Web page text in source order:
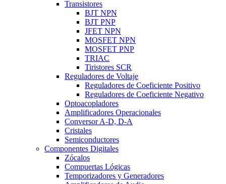
Transistores
BJT NPN
BJT PNP
JFET NPN
MOSFET NPN
MOSFET PNP
TRIAC
Tiristores SCR
Reguladores de Voltaje
Reguladores de Coeficiente Positivo
Reguladores de Coeficiente Negativo
Optoacopladores
Amplificadores Operacionales
Conversor A-D, D-A
Cristales
Semiconductores
Componentes Digitales
Zócalos
Compuertas Lógicas
Temporizadores y Generadores